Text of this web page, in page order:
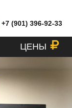
+7 (901) 396-92-33
ЦЕНЫ